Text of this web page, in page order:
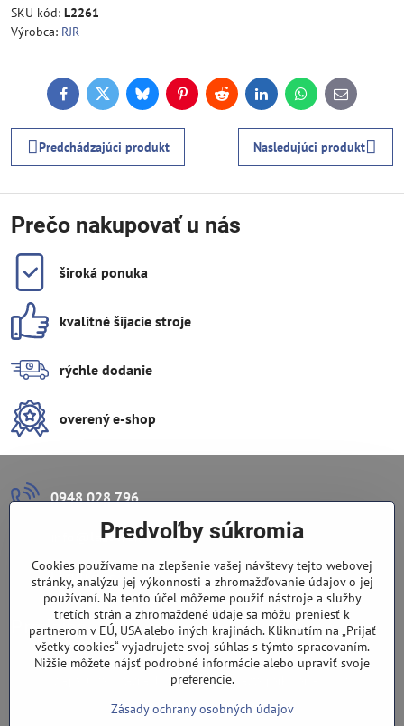
SKU kód: L2261
Výrobca: RJR
FacebookTwitterBlueskyPinterestReddit LinkedInWhatsApp
E-
mail
Predchádzajúci produkt Nasledujúci produkt
Prečo nakupovať u nás
široká ponuka
kvalitné šijacie stroje
rýchle dodanie
overený e-shop
0948 028 796
info​@lazuli​.sk
Lazuli s​.r​.o​.
Predajňa
Nové Zámky, Pri gymnáziu 6
(slepá ulica), v tesnej blízkosti centra mesta, parkovanie v ulici
Predvoľby súkromia
Cookies používame na zlepšenie vašej návštevy tejto webovej
stránky, analýzu jej výkonnosti a zhromažďovanie údajov o jej
používaní. Na tento účel môžeme použiť nástroje a služby
tretích strán a zhromaždené údaje sa môžu preniesť k
partnerom v EÚ, USA alebo iných krajinách. Kliknutím na „Prijať
všetky cookies“ vyjadrujete svoj súhlas s týmto spracovaním.
Nižšie môžete nájsť podrobné informácie alebo upraviť svoje
preferencie.
Zásady ochrany osobných údajov